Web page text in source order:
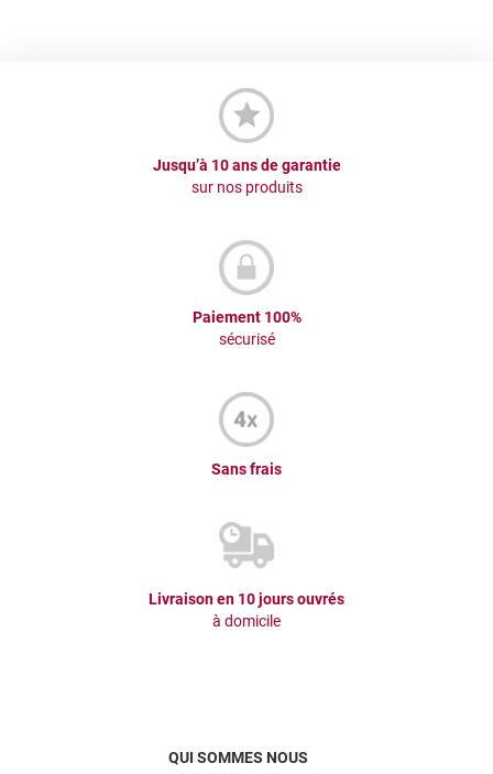
Jusqu’à 10 ans de garantie
sur nos produits
Paiement 100%
sécurisé
Sans frais
Livraison en 10 jours ouvrés
à domicile
QUI SOMMES NOUS